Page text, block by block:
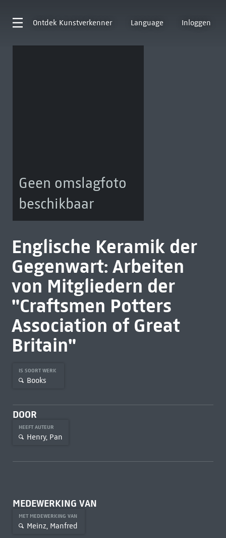
Ontdek Kunstverkenner Language Inloggen
Geen omslagfoto
beschikbaar
Englische Keramik der
Gegenwart: Arbeiten
von Mitgliedern der
"Craftsmen Potters
Association of Great
Britain"
IS SOORT WERK
Books
DOOR
HEEFT AUTEUR
Henry, Pan
MEDEWERKING VAN
MET MEDEWERKING VAN
Meinz, Manfred